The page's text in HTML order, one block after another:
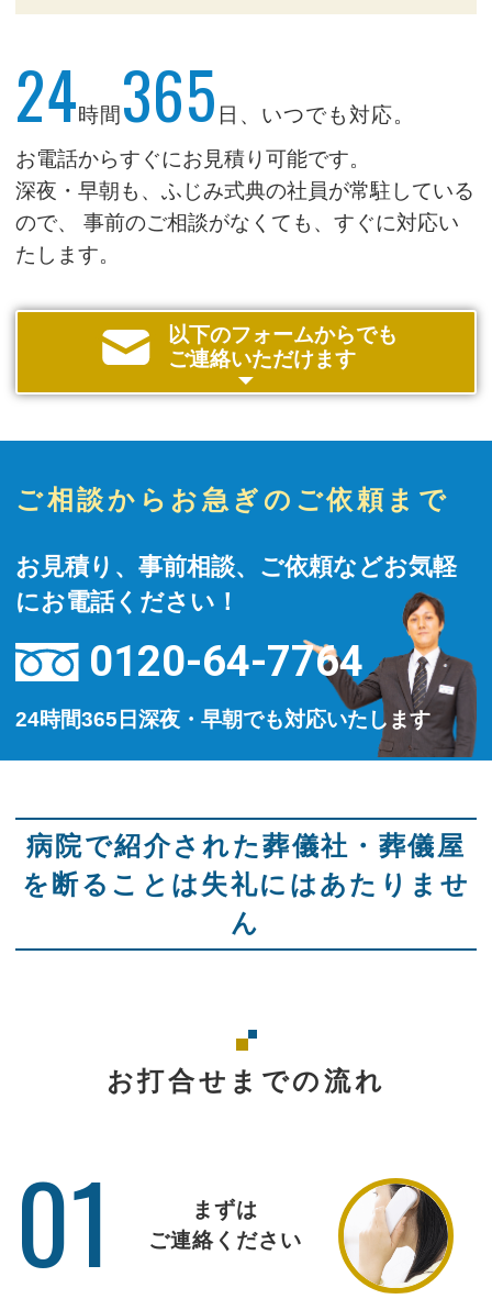
24時間 365 日、いつでも対応。
お電話からすぐにお見積り可能です。
深夜・早朝も、ふじみ式典の社員が常駐している
ので、
事前のご相談がなくても、すぐに対応い
たします。
以下のフォームからでも
ご連絡いただけます
ご相談からお急ぎのご依頼まで
お見積り、事前相談、ご依頼などお気軽
にお電話ください！
0120-64-7764
24時間365日深夜・早朝でも対応いたします
病院で紹介された葬儀社・葬儀屋
を断ることは失礼にはあたりませ
ん
お打合せまでの流れ
01
まずは
ご連絡ください